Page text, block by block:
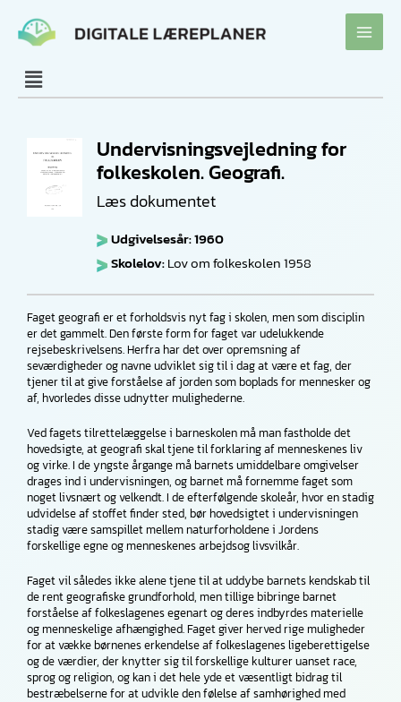
Undervisningsvejledning for
folkeskolen. Geografi.
Læs dokumentet
Udgivelsesår: 1960
Skolelov:Lov om folkeskolen 1958
Faget geografi er et forholdsvis nyt fag i skolen, men som disciplin
er det gammelt. Den første form for faget var udelukkende
rejsebeskrivelsens. Herfra har det over opremsning af
seværdigheder og navne udviklet sig til i dag at være et fag, der
tjener til at give forståelse af jorden som boplads for mennesker og
af, hvorledes disse udnytter mulighederne.
Ved fagets tilrettelæggelse i barneskolen må man fastholde det
hovedsigte, at geografi skal tjene til forklaring af menneskenes liv
og virke. I de yngste årgange må barnets umiddelbare omgivelser
drages ind i undervisningen, og barnet må fornemme faget som
noget livsnært og velkendt. I de efterfølgende skoleår, hvor en stadig
udvidelse af stoffet finder sted, bør hovedsigtet i undervisningen
stadig være samspillet mellem naturforholdene i Jordens
forskellige egne og menneskenes arbejdsog livsvilkår.
Faget vil således ikke alene tjene til at uddybe barnets kendskab til
de rent geografiske grundforhold, men tillige bibringe barnet
forståelse af folkeslagenes egenart og deres indbyrdes materielle
og menneskelige afhængighed. Faget giver herved rige muligheder
for at vække børnenes erkendelse af folkeslagenes ligeberettigelse
og de værdier, der knytter sig til forskellige kulturer uanset race,
sprog og religion, og kan i det hele yde et væsentligt bidrag til
bestræbelserne for at udvikle den følelse af samhørighed med